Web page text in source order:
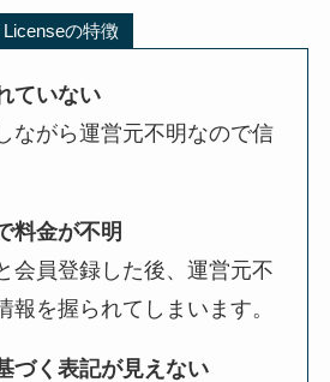
の特徴
ていない
ながら運営元不明なので信
料金が不明
会員登録した後、運営元不
報を握られてしまいます。
づく表記が見えない